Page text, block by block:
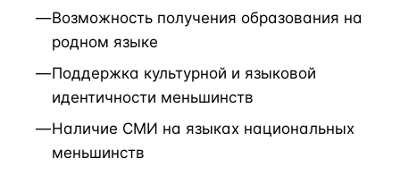
Возможность получения образования на
родном языке
Поддержка культурной и языковой
идентичности меньшинств
Наличие СМИ на языках национальных
меньшинств